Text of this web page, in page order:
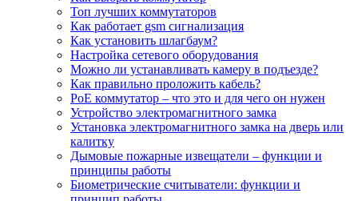
Топ лучших коммутаторов
Как работает gsm сигнализация
Как установить шлагбаум?
Настройка сетевого оборудования
Можно ли устанавливать камеру в подъезде?
Как правильно проложить кабель?
PoE коммутатор – что это и для чего он нужен
Устройство электромагнитного замка
Установка электромагнитного замка на дверь или
калитку
Дымовые пожарные извещатели – функции и
принципы работы
Биометрические считыватели: функции и